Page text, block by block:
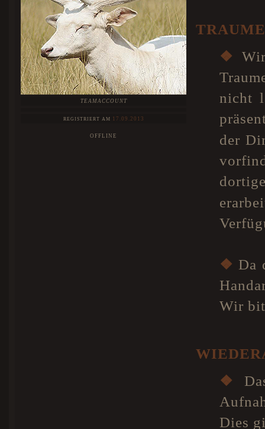
TEAMACCOUNT
REGISTRIERT AM 17.09.2013
OFFLINE
❖
nicht
der
❖ Da
Wir
❖
Dies